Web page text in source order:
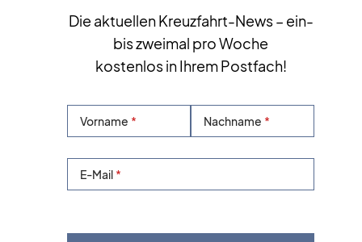
Die aktuellen Kreuzfahrt-News – ein-
bis zweimal pro Woche
kostenlos in Ihrem Postfach!
Vorname Nachname
E-Mail